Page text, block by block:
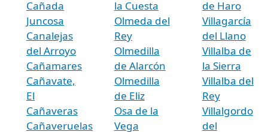
Cañada
Juncosa
Canalejas
del Arroyo
Cañamares
Cañavate,
El
Cañaveras
Cañaveruelas
la Cuesta
Olmeda del
Rey
Olmedilla
de Alarcón
Olmedilla
de Eliz
Osa de la
Vega
de Haro
Villagarcía
del Llano
Villalba de
la Sierra
Villalba del
Rey
Villalgordo
del